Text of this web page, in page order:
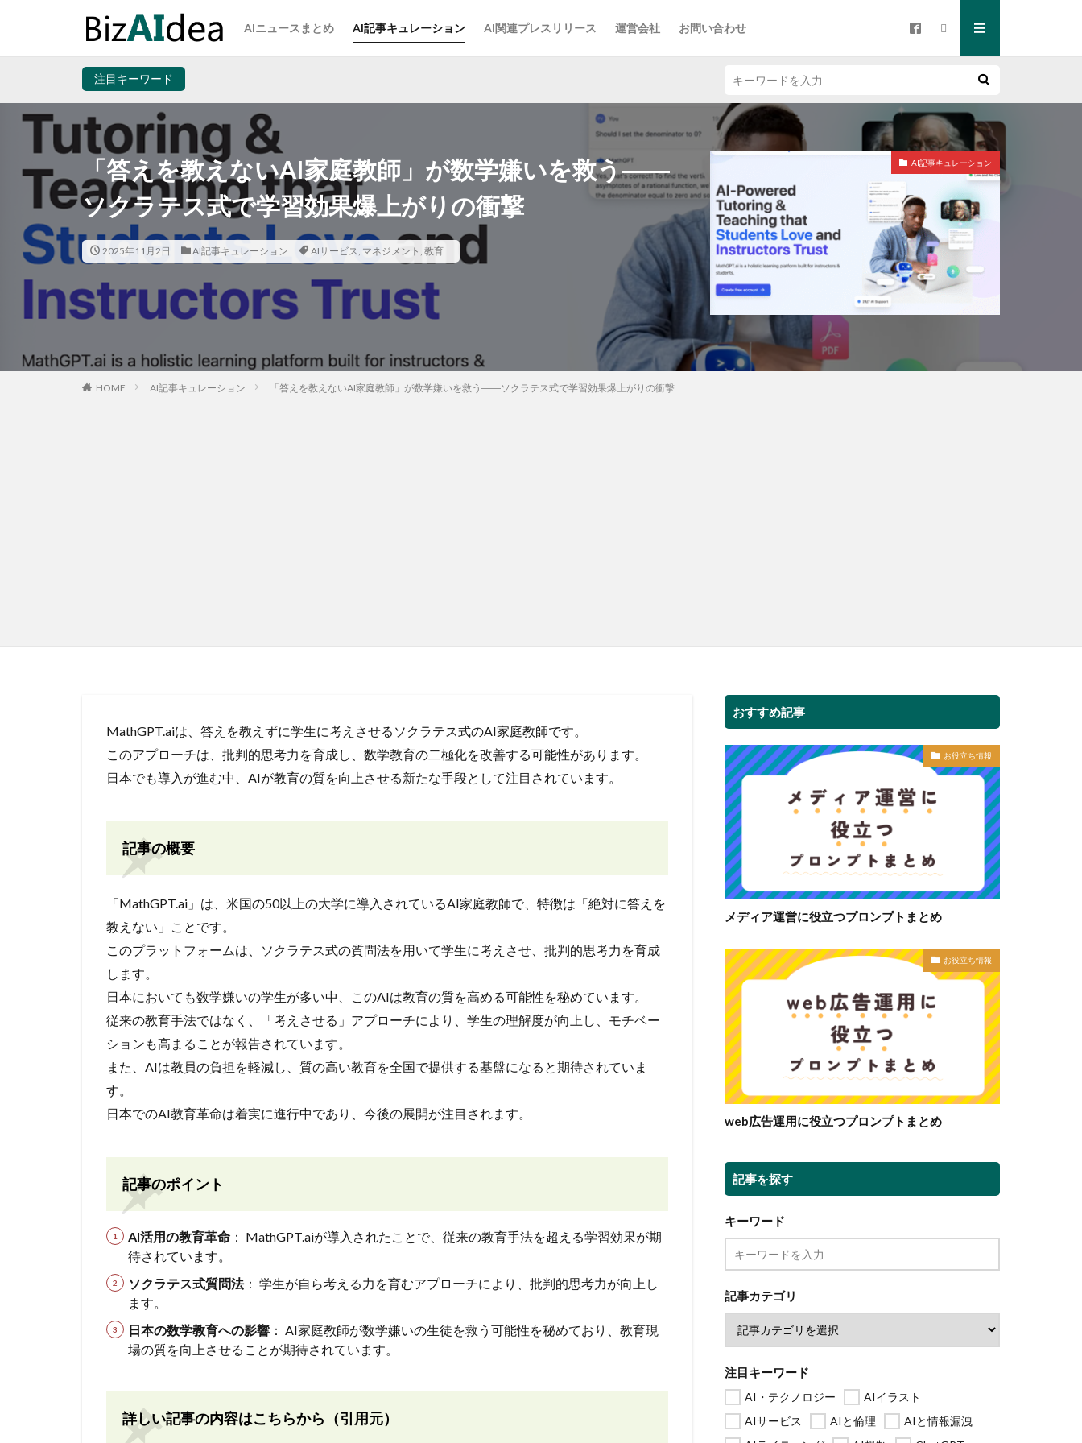
AIニュースまとめ AI記事キュレーション AI関連プレスリリース 運営会社 お問い合わせ
注目キーワード
「答えを教えないAI家庭教師」が数学嫌いを救う――
ソクラテス式で学習効果爆上がりの衝撃
2025年11月2日 AI記事キュレーション AIサービス, マネジメント , 教育
AI記事キュレーション
HOME AI記事キュレーション 「答えを教えないAI家庭教師」が数学嫌いを救う――ソクラテス式で学習効果爆上がりの衝撃
MathGPT.aiは、答えを教えずに学生に考えさせるソクラテス式のAI家庭教師です。
このアプローチは、批判的思考力を育成し、数学教育の二極化を改善する可能性があります。
日本でも導入が進む中、AIが教育の質を向上させる新たな手段として注目されています。
記事の概要
「MathGPT.ai」は、米国の50以上の大学に導入されているAI家庭教師で、特徴は「絶対に答えを
教えない」ことです。
このプラットフォームは、ソクラテス式の質問法を用いて学生に考えさせ、批判的思考力を育成
します。
日本においても数学嫌いの学生が多い中、このAIは教育の質を高める可能性を秘めています。
従来の教育手法ではなく、「考えさせる」アプローチにより、学生の理解度が向上し、モチベー
ションも高まることが報告されています。
また、AIは教員の負担を軽減し、質の高い教育を全国で提供する基盤になると期待されていま
す。
日本でのAI教育革命は着実に進行中であり、今後の展開が注目されます。
記事のポイント
AI活用の教育革命 ： MathGPT.aiが導入されたことで、従来の教育手法を超える学習効果が期
待されています。
ソクラテス式質問法： 学生が自ら考える力を育むアプローチにより、批判的思考力が向上し
ます。
日本の数学教育への影響 ： AI家庭教師が数学嫌いの生徒を救う可能性を秘めており、教育現
場の質を向上させることが期待されています。
詳しい記事の内容はこちらから（引用元）
おすすめ記事
お役立ち情報
メディア運営に役立つプロンプトまとめ
お役立ち情報
web広告運用に役立つプロンプトまとめ
記事を探す
キーワード
記事カテゴリ
注目キーワード
AI・テクノロジー
AIイラスト
AIサービス
AIと倫理
AIと情報漏洩